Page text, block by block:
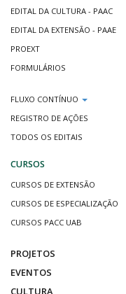
EDITAL DA CULTURA - PAAC
EDITAL DA EXTENSÃO - PAAE
PROEXT
FORMULÁRIOS
FLUXO CONTÍNUO
REGISTRO DE AÇÕES
TODOS OS EDITAIS
CURSOS
CURSOS DE EXTENSÃO
CURSOS DE ESPECIALIZAÇÃO
CURSOS PACC UAB
PROJETOS
EVENTOS
CULTURA